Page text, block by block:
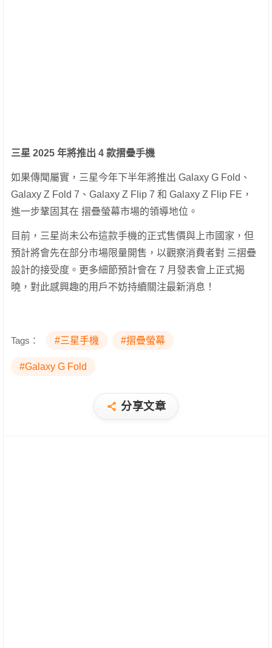
三星 2025 年將推出 4 款摺疊手機
如果傳聞屬實，三星今年下半年將推出 Galaxy G Fold、
Galaxy Z Fold 7、Galaxy Z Flip 7 和 Galaxy Z Flip FE，
進一步鞏固其在 摺疊螢幕市場的領導地位。
目前，三星尚未公布這款手機的正式售價與上市國家，但
預計將會先在部分市場限量開售，以觀察消費者對 三摺疊
設計的接受度。更多細節預計會在 7 月發表會上正式揭
曉，對此感興趣的用戶不妨持續關注最新消息！
Tags： #三星手機 #摺疊螢幕
#Galaxy G Fold
分享文章